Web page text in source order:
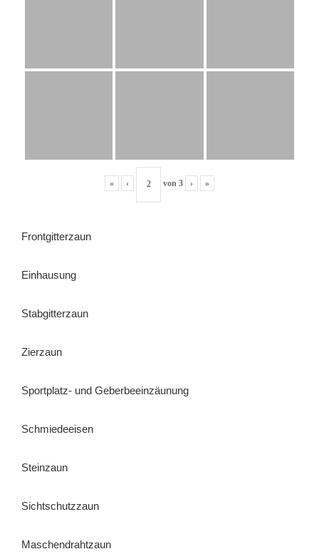
« ‹ von 3 › »
Frontgitterzaun
Einhausung
Stabgitterzaun
Zierzaun
Sportplatz- und Geberbeeinzäunung
Schmiedeeisen
Steinzaun
Sichtschutzzaun
Maschendrahtzaun